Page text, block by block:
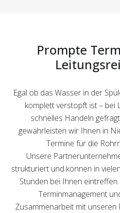
Prompte
Egal ob das Wasser in der
komplett verstopft ist – bei
schnelles Handeln
gewährleisten wir Ihnen in
Termine für die
Unsere
strukturiert und können in
Stunden bei Ihnen
Terminmanagement
Zusammenarbeit mit